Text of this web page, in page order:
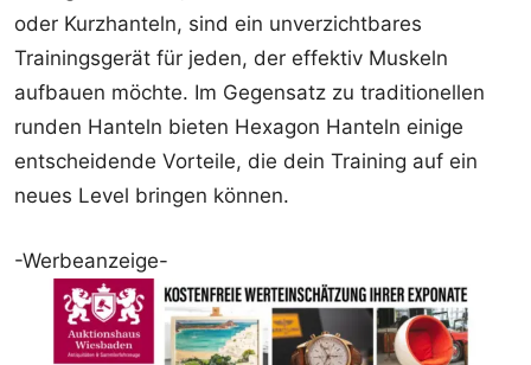
oder Kurzhanteln, sind ein unverzichtbares
Trainingsgerät für jeden, der effektiv Muskeln
aufbauen möchte. Im Gegensatz zu traditionellen
runden Hanteln bieten Hexagon Hanteln einige
entscheidende Vorteile, die dein Training auf ein
neues Level bringen können.
-Werbeanzeige-